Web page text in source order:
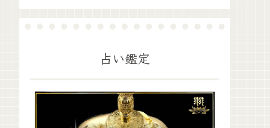
占い鑑定